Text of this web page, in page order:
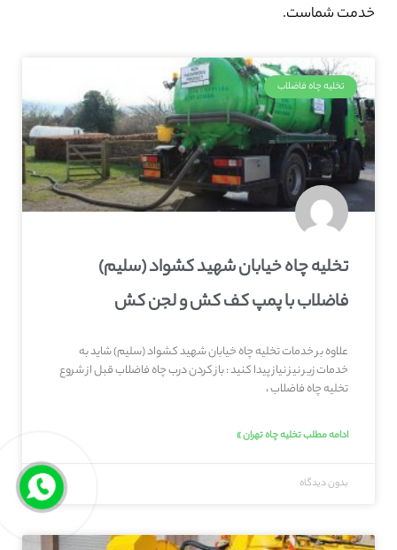
خدمت شماست.
تخلیه چاه فاضلاب
تخلیه چاه خیابان شهید کشواد (سلیم)
فاضلاب با پمپ کف کش و لجن کش
علاوه بر خدمات تخلیه چاه خیابان شهید کشواد (سلیم) شاید به
خدمات زیر نیز نیاز پیدا کنید : باز کردن درب چاه فاضلاب قبل از شروع
تخلیه چاه فاضلاب ،
ادامه مطلب تخلیه چاه تهران »
بدون دیدگاه